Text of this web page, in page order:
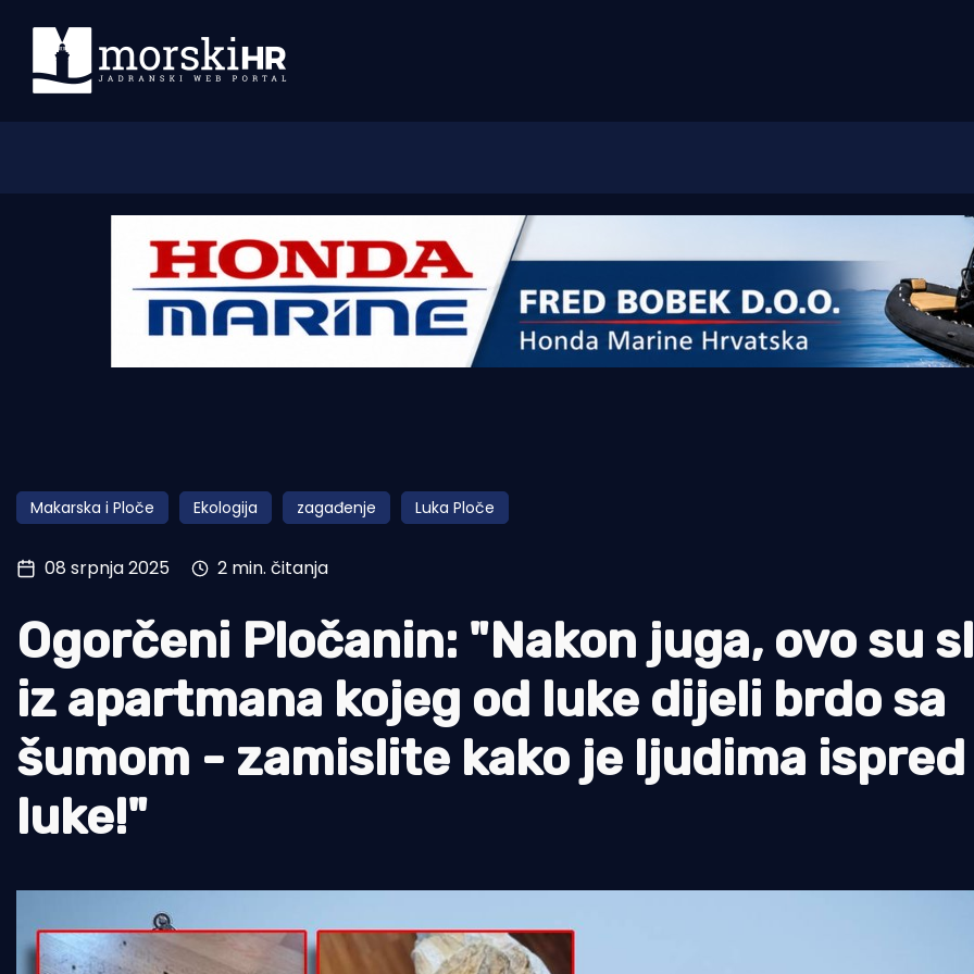
Morski plus
Pomorstvo
Ribolov
Tradicija i kultura
Makarska i Ploče Ekologija zagađenje Luka Ploče
08 srpnja 2025 2 min. čitanja
Ogorčeni Pločanin: "Nakon juga, ovo su
iz apartmana kojeg od luke dijeli brdo sa
šumom - zamislite kako je ljudima ispred
luke!"